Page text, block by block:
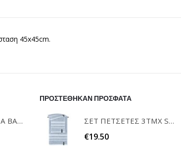
45x45cm.
ΚΕΝΤΗΜΕΝΗ ΠΟΔΙΑ ΒΑΦΤΙΣΗΣ "Η ΝΟΝΑ ΜΟΥ" RAISON D'ETRE
ΠΡΟΣΤΕΘΗΚΑΝ ΠΡΟΣΦΑΤΑ
ΣΕΤ ΠΕΤΣΕΤΕΣ 3ΤΜΧ SOFRANO CIELO GUY LAROCHE
€19.50